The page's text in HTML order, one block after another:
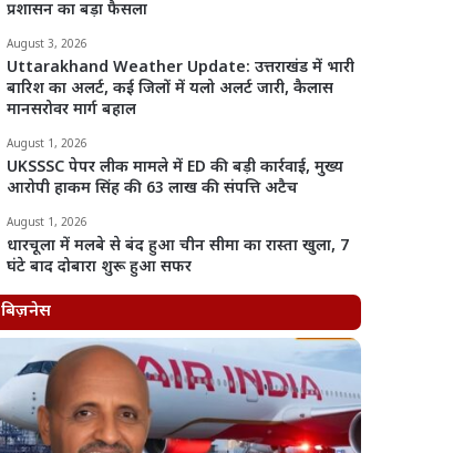
प्रशासन का बड़ा फैसला
August 3, 2026
Uttarakhand Weather Update: उत्तराखंड में भारी
बारिश का अलर्ट, कई जिलों में यलो अलर्ट जारी, कैलास
मानसरोवर मार्ग बहाल
August 1, 2026
UKSSSC पेपर लीक मामले में ED की बड़ी कार्रवाई, मुख्य
आरोपी हाकम सिंह की 63 लाख की संपत्ति अटैच
August 1, 2026
धारचूला में मलबे से बंद हुआ चीन सीमा का रास्ता खुला, 7
घंटे बाद दोबारा शुरू हुआ सफर
बिज़नेस